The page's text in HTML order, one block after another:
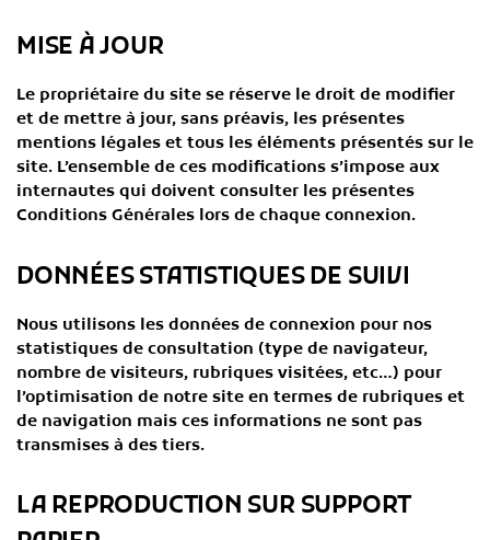
MISE À JOUR
Le propriétaire du site se réserve le droit de modifier
et de mettre à jour, sans préavis, les présentes
mentions légales et tous les éléments présentés sur le
site. L’ensemble de ces modifications s’impose aux
internautes qui doivent consulter les présentes
Conditions Générales lors de chaque connexion.
DONNÉES STATISTIQUES DE SUIVI
Nous utilisons les données de connexion pour nos
statistiques de consultation (type de navigateur,
nombre de visiteurs, rubriques visitées, etc…) pour
l’optimisation de notre site en termes de rubriques et
de navigation mais ces informations ne sont pas
transmises à des tiers.
LA REPRODUCTION SUR SUPPORT